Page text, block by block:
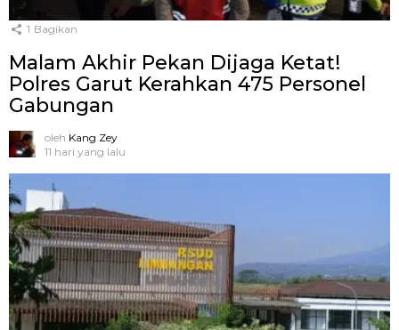
1 Bagikan
Malam Akhir Pekan Dijaga Ketat!
Polres Garut Kerahkan 475 Personel
Gabungan
oleh Kang Zey
11 hari yang lalu